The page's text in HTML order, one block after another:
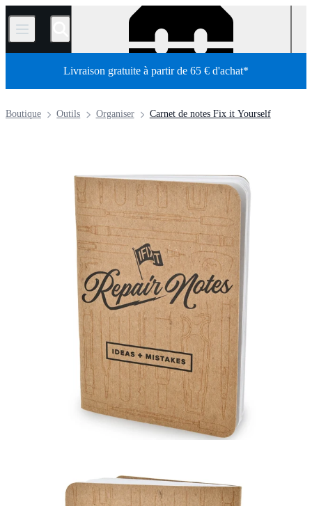
/
Livraison gratuite à partir de 65 € d'achat*
Carnet de notes Fix it Yourself
Organiser
Outils
Boutique